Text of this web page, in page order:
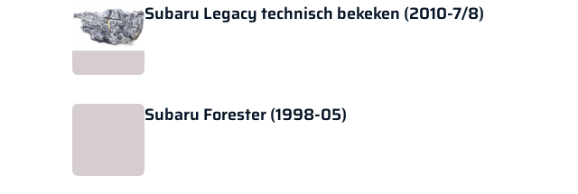
Subaru Legacy technisch bekeken (2010-7/8)
Subaru Forester (1998-05)